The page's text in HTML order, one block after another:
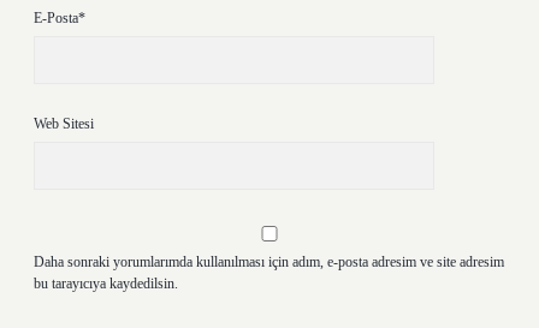
E-Posta*
Web Sitesi
Daha sonraki yorumlarımda kullanılması için adım, e-posta adresim ve site adresim
bu tarayıcıya kaydedilsin.